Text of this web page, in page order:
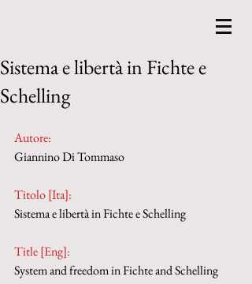
Sistema e libertà in Fichte e
Schelling
Autore:
Giannino Di Tommaso
Titolo [Ita]:
Sistema e libertà in Fichte e Schelling
Title [Eng]:
System and freedom in Fichte and Schelling